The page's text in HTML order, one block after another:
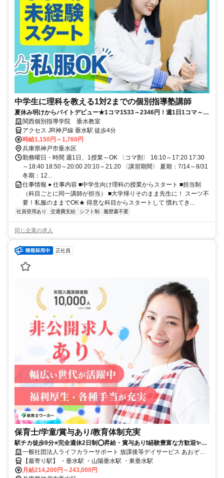
中学生に理科を教える1対2までの個別指導塾講師
夏休み明けからバイトデビュー★1コマ1533～2346円！週1日1コマ～私
服でok◎
関西個別指導学院 垂水教室
アクセス JR神戸線 垂水駅 徒歩4分
時給1,150円～1,760円
兵庫県神戸市垂水区
勤務曜日・時間 週1日、1授業～OK 〈コマ割〉 16:10～17:20 17:30
～18:40 18:50～20:00 20:10～21:20 〈講習期間〉 夏期：7/14～8/31
冬期：12...
仕事情報 ● 仕事内容 ■中学生向け理科の授業からスタート ■担当制
（科目ごとに同一講師が担当） ■大学帰りそのまま先生に！ スーツ不
要！私服のままでOK★ 得意な科目からスタートして 慣れてき...
社員登用あり 交通費支給 シフト制 履歴書不要
同じ企業の求人
正社員
保育士/学童/賞与あり/教育体制充実
駅チカ徒歩9分⭐完全週休2日制⭕昇給・賞与あり❗️経験豊富な方歓迎✨放
課後等デイサービス⭕
一般社団法人ライフカラーサポート 放課後等デイサービス あおぞら
垂水駅前
【最寄り駅】 ・垂水駅 ・山陽垂水駅 ・東垂水駅
月給214,200円～243,000円